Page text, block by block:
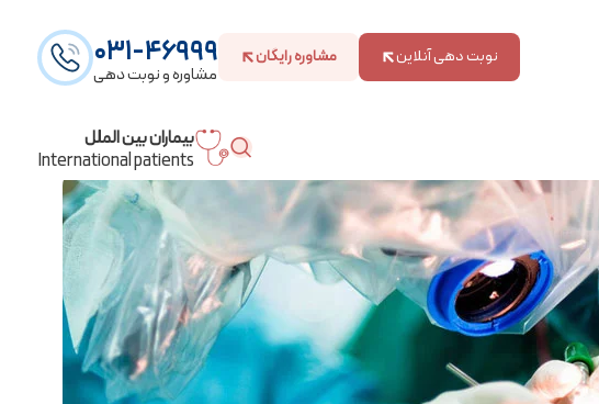
نوبت دهی آنلاین مشاوره رایگان 031-46999
مشاوره و نوبت دهی
بیماران بین الملل
International patients